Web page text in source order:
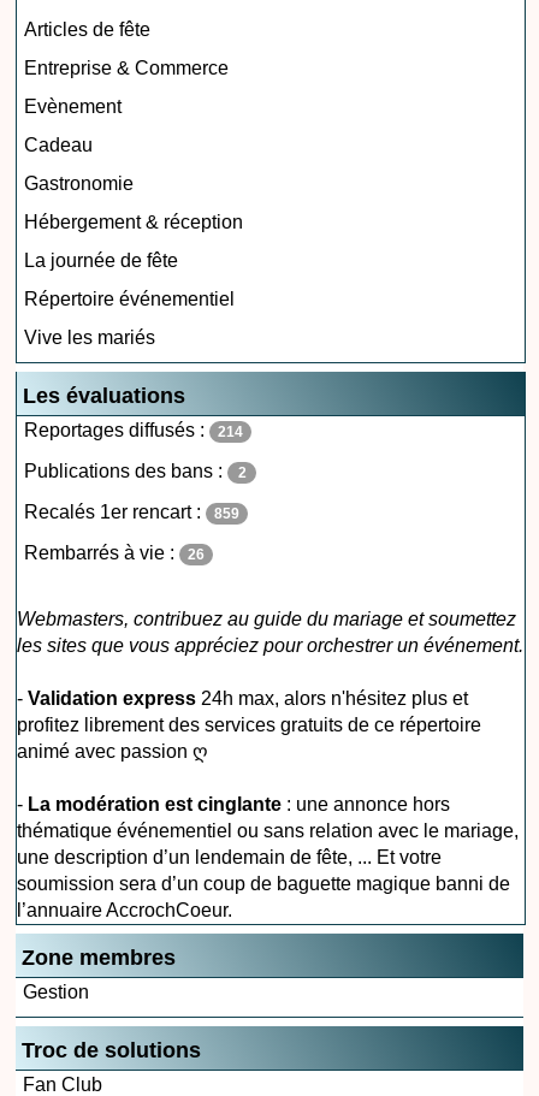
Articles de fête
Entreprise & Commerce
Evènement
Cadeau
Gastronomie
Hébergement & réception
La journée de fête
Répertoire événementiel
Vive les mariés
Les évaluations
Reportages diffusés : 214
Publications des bans : 2
Recalés 1er rencart : 859
Rembarrés à vie : 26
Webmasters, contribuez au guide du mariage et soumettez
les sites que vous appréciez pour orchestrer un événement.
-Validation express 24h max, alors n'hésitez plus et
profitez librement des services gratuits de ce répertoire
animé avec passion ღ
- La modération est cinglante : une annonce hors
thématique événementiel ou sans relation avec le mariage,
une description d’un lendemain de fête, ... Et votre
soumission sera d’un coup de baguette magique banni de
l’annuaire AccrochCoeur.
Zone membres
Gestion
Troc de solutions
Fan Club